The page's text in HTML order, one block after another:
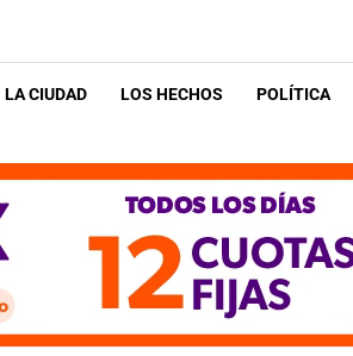
LA CIUDAD LOS HECHOS POLÍTICA